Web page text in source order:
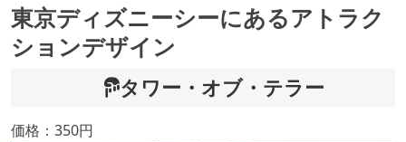
東京ディズニーシーにあるアトラク
ションデザイン
タワー・オブ・テラー
価格：350円